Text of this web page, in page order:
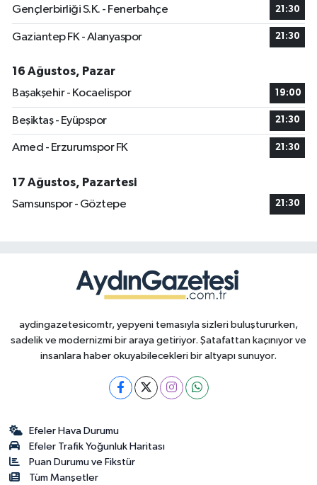
Gençlerbirliği S.K. - Fenerbahçe 21:30
Gaziantep FK - Alanyaspor 21:30
16 Ağustos, Pazar
Başakşehir - Kocaelispor
19:00
Beşiktaş - Eyüpspor 21:30
Amed - Erzurumspor FK 21:30
17 Ağustos, Pazartesi
Samsunspor - Göztepe
21:30
aydingazetesicomtr, yepyeni temasıyla sizleri buluştururken,
sadelik ve modernizmi bir araya getiriyor. Şatafattan kaçınıyor ve
insanlara haber okuyabilecekleri bir altyapı sunuyor.
Efeler Hava Durumu
Efeler Trafik Yoğunluk Haritası
Puan Durumu ve Fikstür
Tüm Manşetler